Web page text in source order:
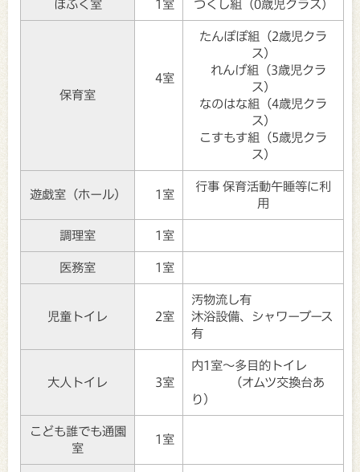
ほふく室 1室 つくし組（0歳児クラス）
保育室
4室
たんぽぽ組（2歳児クラ
ス）
れんげ組（3歳児クラ
ス）
なのはな組（4歳児クラ
ス）
こすもす組（5歳児クラ
ス）
遊戯室（ホール） 1室
行事 保育活動午睡等に利
用
調理室 1室
医務室 1室
児童トイレ 2室
汚物流し有
沐浴設備、シャワーブース
有
大人トイレ 3室
内1室～多目的トイレ
（オムツ交換台あ
り）
こども誰でも通園
室
1室